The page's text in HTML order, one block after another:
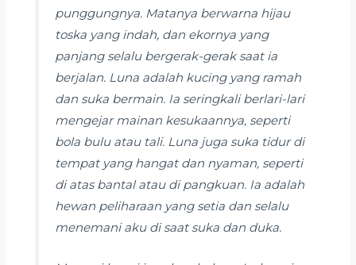
punggungnya. Matanya berwarna hijau
toska yang indah, dan ekornya yang
panjang selalu bergerak-gerak saat ia
berjalan. Luna adalah kucing yang ramah
dan suka bermain. Ia seringkali berlari-lari
mengejar mainan kesukaannya, seperti
bola bulu atau tali. Luna juga suka tidur di
tempat yang hangat dan nyaman, seperti
di atas bantal atau di pangkuan. Ia adalah
hewan peliharaan yang setia dan selalu
menemani aku di saat suka dan duka.